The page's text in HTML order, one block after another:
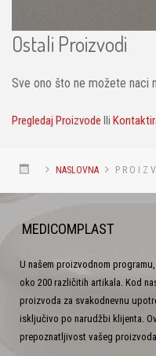
Ostali Proizvodi
Sve ono što ne možete naci
Pregledaj Proizvode Ili
NASLOVNA P R O I Z
MEDICOMPLAST
U našem proizvodnom
oko 200 različitih artikala. Kod
proizvoda za svakodnevnu
isključivo po narudžbi klijenta.
prepoznatljivost vašeg